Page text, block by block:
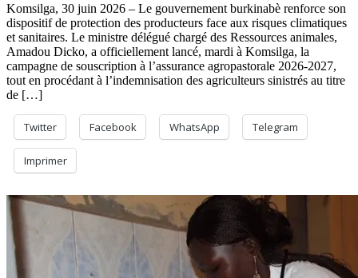
Komsilga, 30 juin 2026 – Le gouvernement burkinabè renforce son
dispositif de protection des producteurs face aux risques climatiques
et sanitaires. Le ministre délégué chargé des Ressources animales,
Amadou Dicko, a officiellement lancé, mardi à Komsilga, la
campagne de souscription à l’assurance agropastorale 2026-2027,
tout en procédant à l’indemnisation des agriculteurs sinistrés au titre
de […]
Twitter Facebook WhatsApp Telegram
Imprimer